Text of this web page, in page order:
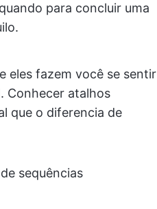
para concluir uma
eles fazem você se sentir
Conhecer atalhos
que o diferencia de
sequências